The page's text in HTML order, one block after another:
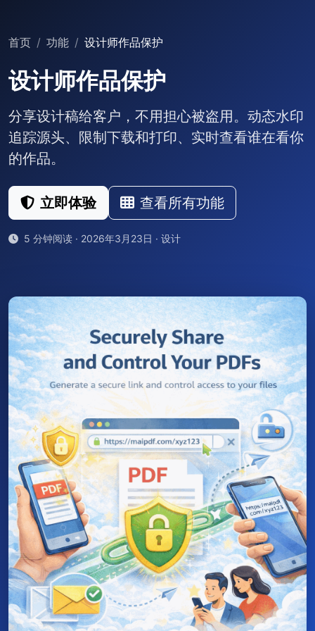
首页 功能 设计师作品保护
设计师作品保护
分享设计稿给客户，不用担心被盗用。动态水印
追踪源头、限制下载和打印、实时查看谁在看你
的作品。
立即体验 查看所有功能
5 分钟阅读 · 2026年3月23日 · 设计